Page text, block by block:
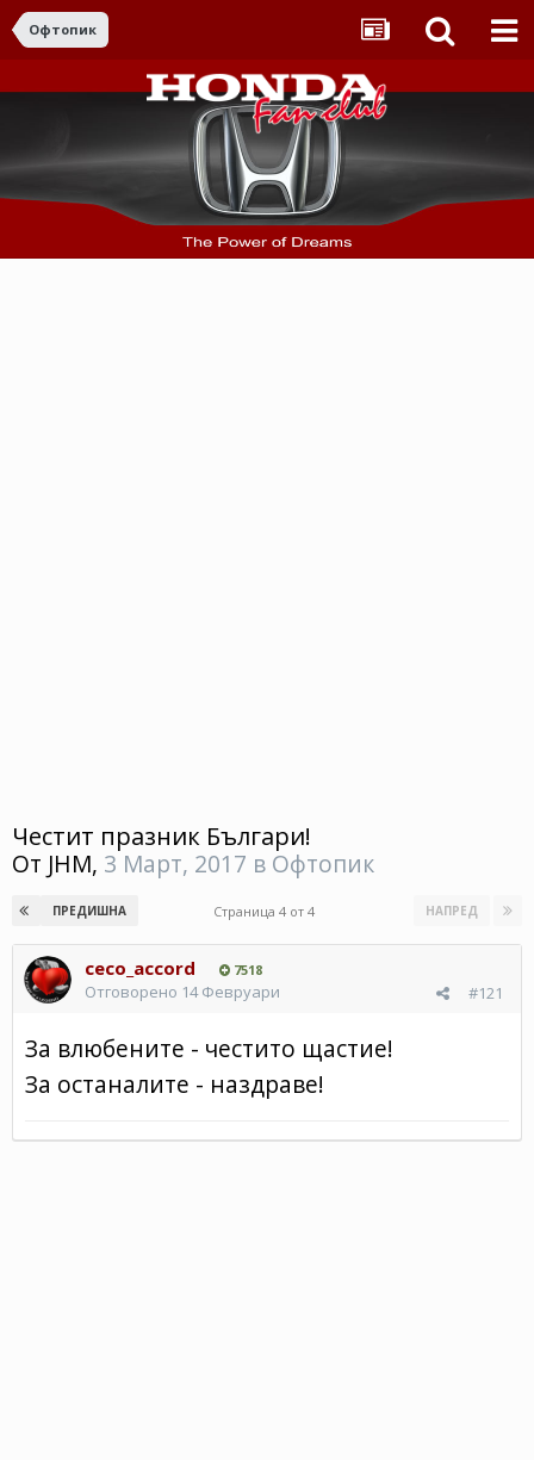
Офтопик
Честит празник Българи!
От JHM, 3 Март, 2017 в Офтопик
ПРЕДИШНА НАПРЕД
Страница 4 от 4
ceco_accord 7518
#121
Отговорено 14 Февруари
За влюбените - честито щастие!
За останалите - наздраве!